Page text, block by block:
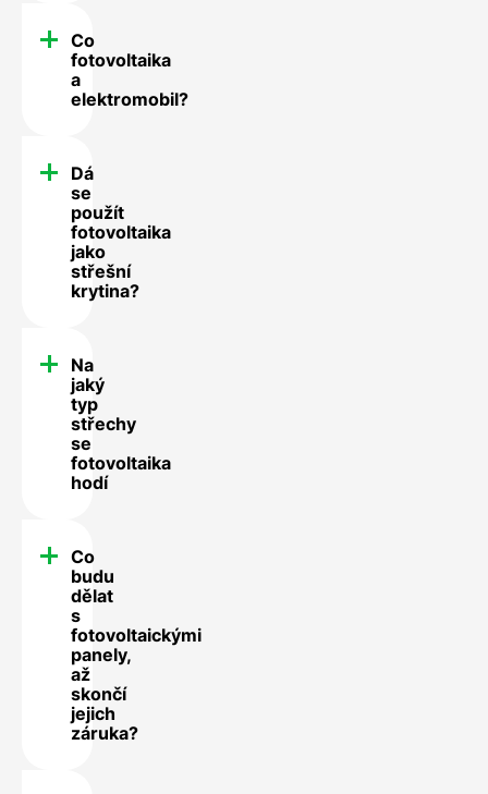
Co
fotovoltaika
a
elektromobil?
Dá
se
použít
fotovoltaika
jako
střešní
krytina?
Na
jaký
typ
střechy
se
fotovoltaika
hodí
Co
budu
dělat
s
fotovoltaickými
panely,
až
skončí
jejich
záruka?